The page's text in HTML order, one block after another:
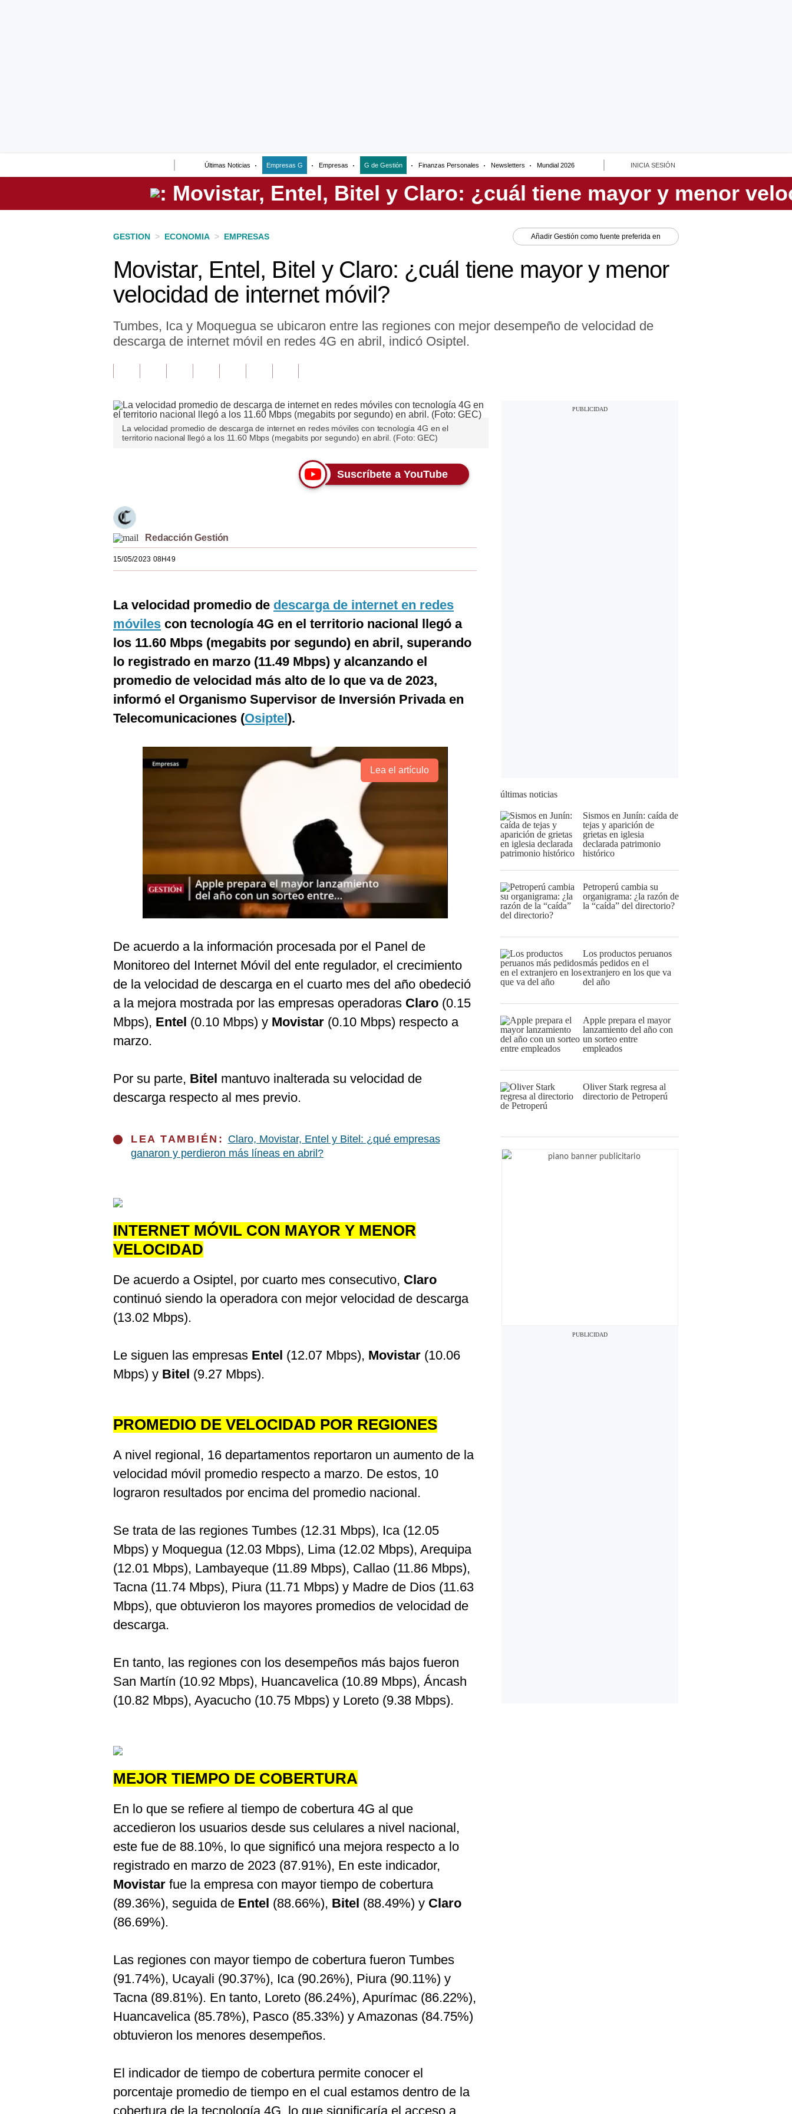
Últimas Noticias Empresas G Empresas G de Gestión Finanzas Personales Newsletters Mundial 2026 INICIA SESIÓN
Perú
GESTION > ECONOMIA > EMPRESAS Añadir Gestión como fuente preferida en
Movistar, Entel, Bitel y Claro: ¿cuál tiene mayor y menor
velocidad de internet móvil?
Tumbes, Ica y Moquegua se ubicaron entre las regiones con mejor desempeño de velocidad de
descarga de internet móvil en redes 4G en abril, indicó Osiptel.
La velocidad promedio de descarga de internet en redes móviles con tecnología 4G en el
territorio nacional llegó a los 11.60 Mbps (megabits por segundo) en abril. (Foto: GEC)
Suscríbete a YouTube
Redacción Gestión
15/05/2023 08H49
La velocidad promedio de descarga de internet en redes
móviles con tecnología 4G en el territorio nacional llegó a
los 11.60 Mbps (megabits por segundo) en abril, superando
lo registrado en marzo (11.49 Mbps) y alcanzando el
promedio de velocidad más alto de lo que va de 2023,
informó el Organismo Supervisor de Inversión Privada en
Telecomunicaciones (Osiptel).
Lea el artículo
De acuerdo a la información procesada por el Panel de
Monitoreo del Internet Móvil del ente regulador, el crecimiento
de la velocidad de descarga en el cuarto mes del año obedeció
a la mejora mostrada por las empresas operadoras Claro (0.15
Mbps), Entel (0.10 Mbps) y Movistar (0.10 Mbps) respecto a
marzo.
Por su parte, Bitel mantuvo inalterada su velocidad de
descarga respecto al mes previo.
LEA TAMBIÉN: Claro, Movistar, Entel y Bitel: ¿qué empresas
ganaron y perdieron más líneas en abril?
INTERNET MÓVIL CON MAYOR Y MENOR
VELOCIDAD
De acuerdo a Osiptel, por cuarto mes consecutivo, Claro
continuó siendo la operadora con mejor velocidad de descarga
(13.02 Mbps).
Le siguen las empresas Entel (12.07 Mbps), Movistar (10.06
Mbps) y Bitel (9.27 Mbps).
PROMEDIO DE VELOCIDAD POR REGIONES
A nivel regional, 16 departamentos reportaron un aumento de la
velocidad móvil promedio respecto a marzo. De estos, 10
lograron resultados por encima del promedio nacional.
Se trata de las regiones Tumbes (12.31 Mbps), Ica (12.05
Mbps) y Moquegua (12.03 Mbps), Lima (12.02 Mbps), Arequipa
(12.01 Mbps), Lambayeque (11.89 Mbps), Callao (11.86 Mbps),
Tacna (11.74 Mbps), Piura (11.71 Mbps) y Madre de Dios (11.63
Mbps), que obtuvieron los mayores promedios de velocidad de
descarga.
En tanto, las regiones con los desempeños más bajos fueron
San Martín (10.92 Mbps), Huancavelica (10.89 Mbps), Áncash
(10.82 Mbps), Ayacucho (10.75 Mbps) y Loreto (9.38 Mbps).
MEJOR TIEMPO DE COBERTURA
En lo que se refiere al tiempo de cobertura 4G al que
accedieron los usuarios desde sus celulares a nivel nacional,
este fue de 88.10%, lo que significó una mejora respecto a lo
registrado en marzo de 2023 (87.91%), En este indicador,
Movistar fue la empresa con mayor tiempo de cobertura
(89.36%), seguida de Entel (88.66%), Bitel (88.49%) y Claro
(86.69%).
Las regiones con mayor tiempo de cobertura fueron Tumbes
(91.74%), Ucayali (90.37%), Ica (90.26%), Piura (90.11%) y
Tacna (89.81%). En tanto, Loreto (86.24%), Apurímac (86.22%),
Huancavelica (85.78%), Pasco (85.33%) y Amazonas (84.75%)
obtuvieron los menores desempeños.
El indicador de tiempo de cobertura permite conocer el
porcentaje promedio de tiempo en el cual estamos dentro de la
cobertura de la tecnología 4G, lo que significaría el acceso a
últimas noticias
Sismos en Junín: caída de
tejas y aparición de
grietas en iglesia
declarada patrimonio
histórico
Petroperú cambia su
organigrama: ¿la razón de
la “caída” del directorio?
Los productos peruanos
más pedidos en el
extranjero en los que va
del año
Apple prepara el mayor
lanzamiento del año con
un sorteo entre
empleados
Oliver Stark regresa al
directorio de Petroperú